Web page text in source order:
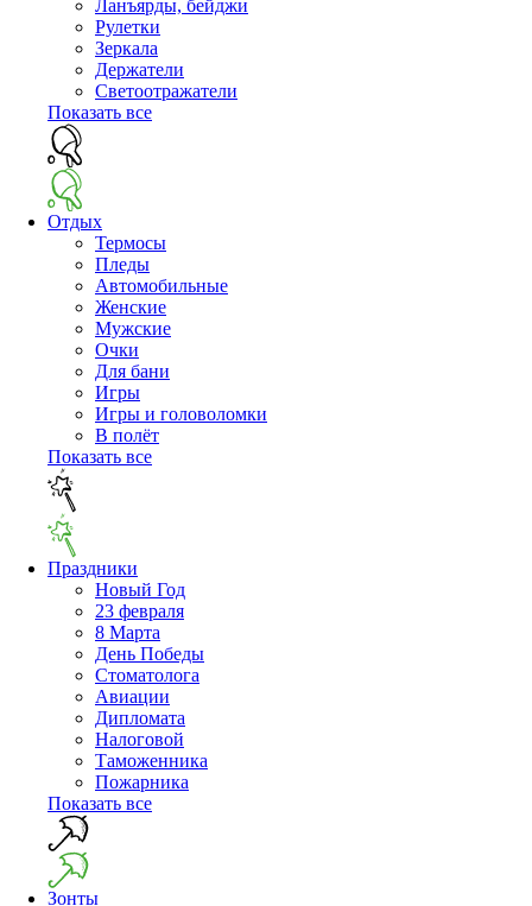
Ланъярды, бейджи
Рулетки
Зеркала
Держатели
Светоотражатели
Показать все
Отдых
Термосы
Пледы
Автомобильные
Женские
Мужские
Очки
Для бани
Игры
Игры и головоломки
В полёт
Показать все
Праздники
Новый Год
23 февраля
8 Марта
День Победы
Cтоматолога
Авиации
Дипломата
Налоговой
Таможенника
Пожарника
Показать все
Зонты